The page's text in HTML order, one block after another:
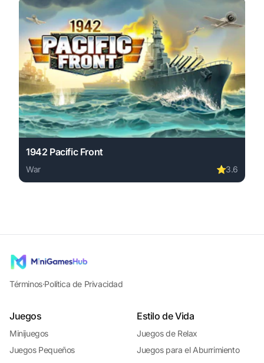
1942 Pacific Front
War ⭐3.6
Play 1942 Pacific Front online free. war game, no
Términos·Política de Privacidad
Juegos
Minijuegos
Juegos Pequeños
Estilo de Vida
Juegos de Relax
Juegos para el Aburrimiento